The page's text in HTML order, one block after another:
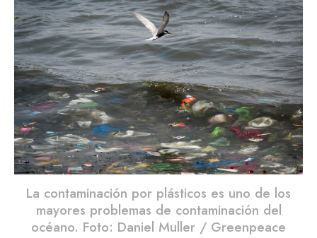
La contaminación por plásticos es uno de los
mayores problemas de contaminación del
océano. Foto: Daniel Muller / Greenpeace